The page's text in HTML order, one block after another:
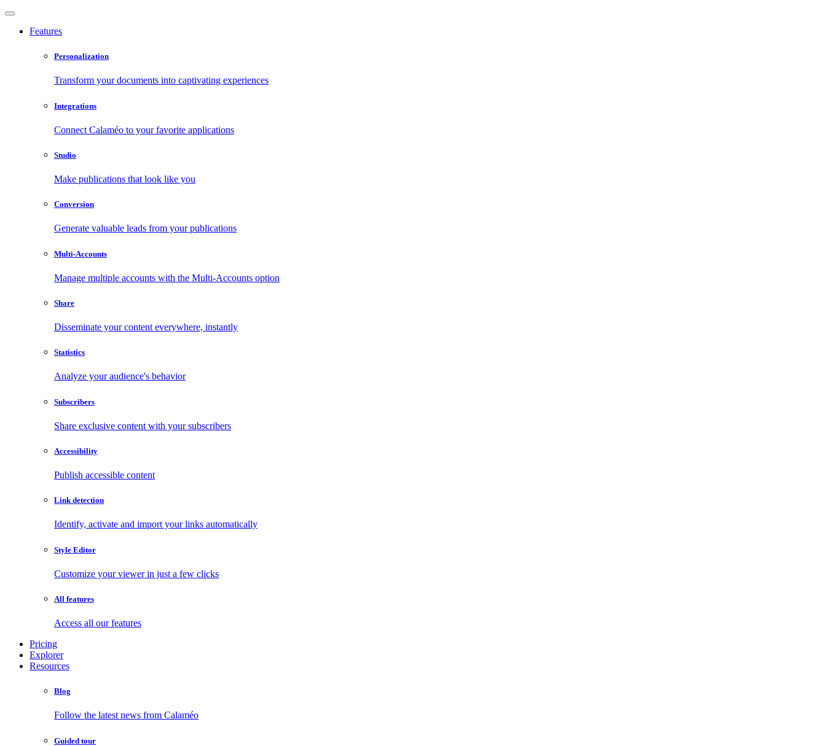
Features
Personalization
Transform your documents into captivating experiences
Integrations
Connect Calaméo to your favorite applications
Studio
Make publications that look like you
Conversion
Generate valuable leads from your publications
Multi-Accounts
Manage multiple accounts with the Multi-Accounts option
Share
Disseminate your content everywhere, instantly
Statistics
Analyze your audience's behavior
Subscribers
Share exclusive content with your subscribers
Accessibility
Publish accessible content
Link detection
Identify, activate and import your links automatically
Style Editor
Customize your viewer in just a few clicks
All features
Access all our features
Pricing
Explorer
Resources
Blog
Follow the latest news from Calaméo
Guided tour